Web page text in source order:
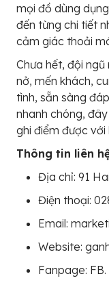
mọi đồ dùng
đến từng chi tiết
cảm giác thoải
Chưa hết, đội
nở, mến khách,
tình, sẵn sàng
nhanh chóng,
ghi điểm được với
Thông tin liên
Địa chỉ: 91
Điện thoại:
Email:
Website:
Fanpage: